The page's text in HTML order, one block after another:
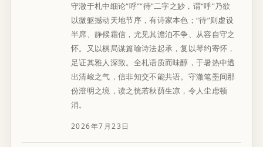
守澈于札中细论“呼”“待”二字之妙，谓“呼”乃欲
以微躯撼动天地节序，有诗家本色；“待”则虚设
半席、静候霜信，尤见其澹泊不争、从容自守之
怀。又以棋局谋篇喻诗法起承，复以琴约寄怀，
足证其雅人深致。全札语质而味醇，于暑热中透
出清峻之气，信非知交不能共语。守澈笔墨间那
份澄明之境，读之恍若秋荫生凉，令人尘虑顿
消。
2026年7月23日